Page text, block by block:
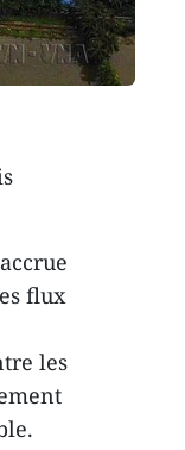
flux
les